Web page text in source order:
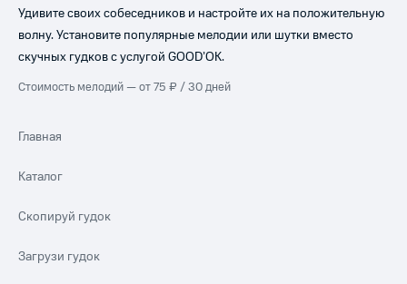
Удивите своих собеседников и настройте их на положительную
волну. Установите популярные мелодии или шутки вместо
скучных гудков с услугой GOOD’OK.
Стоимость мелодий — от 75 ₽ / 30 дней
Главная
Каталог
Скопируй гудок
Загрузи гудок